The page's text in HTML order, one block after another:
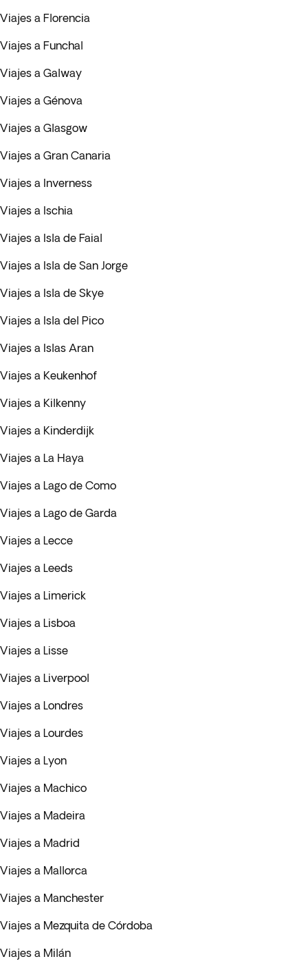
Viajes a Florencia
Viajes a Funchal
Viajes a Galway
Viajes a Génova
Viajes a Glasgow
Viajes a Gran Canaria
Viajes a Inverness
Viajes a Ischia
Viajes a Isla de Faial
Viajes a Isla de San Jorge
Viajes a Isla de Skye
Viajes a Isla del Pico
Viajes a Islas Aran
Viajes a Keukenhof
Viajes a Kilkenny
Viajes a Kinderdijk
Viajes a La Haya
Viajes a Lago de Como
Viajes a Lago de Garda
Viajes a Lecce
Viajes a Leeds
Viajes a Limerick
Viajes a Lisboa
Viajes a Lisse
Viajes a Liverpool
Viajes a Londres
Viajes a Lourdes
Viajes a Lyon
Viajes a Machico
Viajes a Madeira
Viajes a Madrid
Viajes a Mallorca
Viajes a Manchester
Viajes a Mezquita de Córdoba
Viajes a Milán